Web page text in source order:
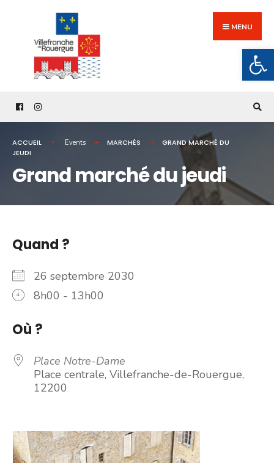
content
MENU
ACCUEIL Events MARCHÉS
GRAND MARCHÉ DU
JEUDI
Grand marché du jeudi
Quand ?
26 septembre 2030
8h00 - 13h00
Où ?
Place Notre-Dame
Place centrale, Villefranche-de-Rouergue,
12200